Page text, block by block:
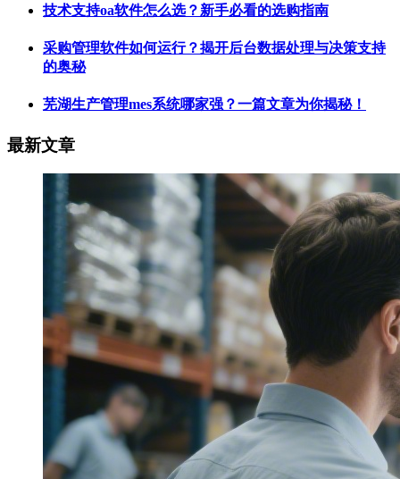
技术支持oa软件怎么选？新手必看的选购指南
采购管理软件如何运行？揭开后台数据处理与决策支持
的奥秘
芜湖生产管理mes系统哪家强？一篇文章为你揭秘！
最新文章